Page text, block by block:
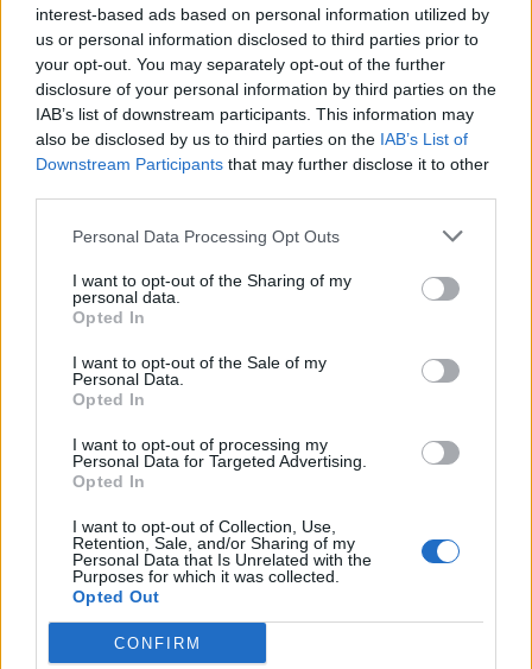
interest-based ads based on personal information utilized by
us or personal information disclosed to third parties prior to
your opt-out. You may separately opt-out of the further
disclosure of your personal information by third parties on the
IAB’s list of downstream participants. This information may
also be disclosed by us to third parties on the IAB’s List of
Downstream Participants that may further disclose it to other
Personal Data Processing Opt Outs
I want to opt-out of the Sharing of my
personal data.
Opted In
I want to opt-out of the Sale of my
Personal Data.
Opted In
I want to opt-out of processing my
Personal Data for Targeted Advertising.
Opted In
I want to opt-out of Collection, Use,
Retention, Sale, and/or Sharing of my
Personal Data that Is Unrelated with the
Purposes for which it was collected.
Opted Out
CONFIRM
Il materiale (testo, foto e video) consultabile in questo portale è di nostra proprietà.
Alcune foto (screenshot) ed articoli presenti su "Juventus Magazine" sono in parte giunti
da internet, in quanto arrivati alla nostra attenzione attraverso regolari comunicati
stampa con immagini e testi allegati ed autorizzati alla pubblicazione, e quindi valutati
di pubblico dominio. Se i soggetti o gli autori avessero qualcosa in contrario alla
pubblicazione, non avranno che da segnalarlo alla redazione (indirizzo email:
"Juventus Magazine" non è una testata giornalistica, ma un sito di informazione di
proprietà di Napoli Magazine, e non è in alcun modo collegato alla Juventus S.p.A., che